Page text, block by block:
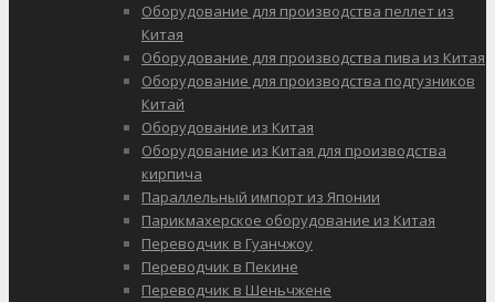
Оборудование для производства пеллет из
Китая
Оборудование для производства пива из Китая
Оборудование для производства подгузников
Китай
Оборудование из Китая
Оборудование из Китая для производства
кирпича
Параллельный импорт из Японии
Парикмахерское оборудование из Китая
Переводчик в Гуанчжоу
Переводчик в Пекине
Переводчик в Шеньчжене